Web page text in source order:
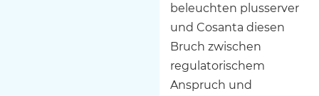
beleuchten plusserver
und Cosanta diesen
Bruch zwischen
regulatorischem
Anspruch und